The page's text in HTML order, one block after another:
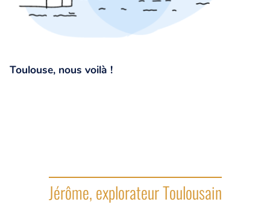
Toulouse, nous voilà !
Jérôme, explorateur Toulousain